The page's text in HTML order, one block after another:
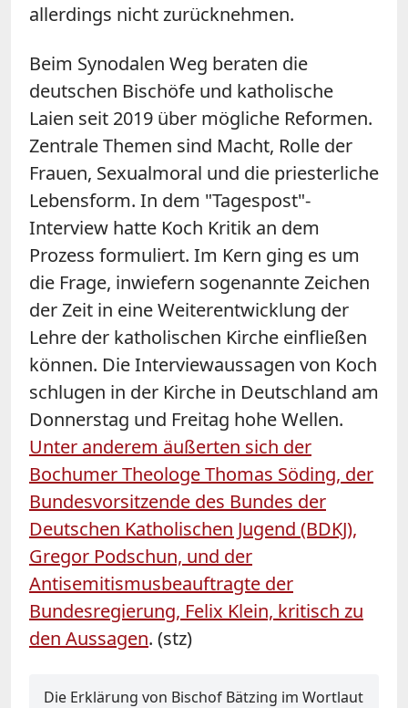
allerdings nicht zurücknehmen.
Beim Synodalen Weg beraten die
deutschen Bischöfe und katholische
Laien seit 2019 über mögliche Reformen.
Zentrale Themen sind Macht, Rolle der
Frauen, Sexualmoral und die priesterliche
Lebensform. In dem "Tagespost"-
Interview hatte Koch Kritik an dem
Prozess formuliert. Im Kern ging es um
die Frage, inwiefern sogenannte Zeichen
der Zeit in eine Weiterentwicklung der
Lehre der katholischen Kirche einfließen
können. Die Interviewaussagen von Koch
schlugen in der Kirche in Deutschland am
Donnerstag und Freitag hohe Wellen.
Unter anderem äußerten sich der
Bochumer Theologe Thomas Söding, der
Bundesvorsitzende des Bundes der
Deutschen Katholischen Jugend (BDKJ),
Gregor Podschun, und der
Antisemitismusbeauftragte der
Bundesregierung, Felix Klein, kritisch zu
den Aussagen. (stz)
Die Erklärung von Bischof Bätzing im Wortlaut